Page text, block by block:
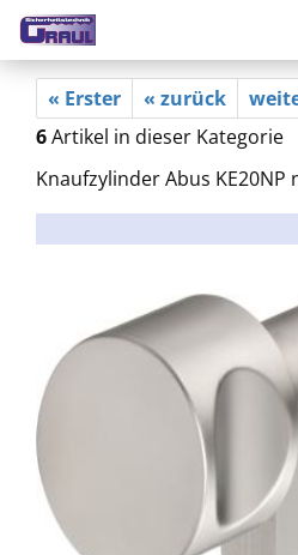
« Erster « zurück
6Artikel in dieser Kategorie
Knaufzylinder Abus KE20NP